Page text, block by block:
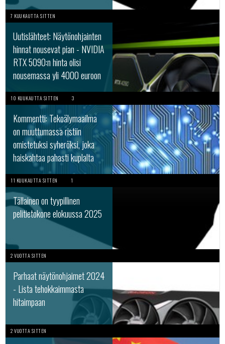
7 KUUKAUTTA SITTEN
Uutislähteet: Näytönohjainten
hinnat nousevat pian - NVIDIA
RTX 5090:n hinta olisi
nousemassa yli 4000 euroon
10 KUUKAUTTA SITTEN 3
Kommentti: Tekoälymaailma
on muuttumassa ristiin
omistetuksi syheröksi, joka
haiskahtaa pahasti kuplalta
11 KUUKAUTTA SITTEN 1
Tällainen on tyypillinen
pelitietokone elokuussa 2025
2 VUOTTA SITTEN
Parhaat näytönohjaimet 2024
- Lista tehokkaimmasta
hitaimpaan
2 VUOTTA SITTEN